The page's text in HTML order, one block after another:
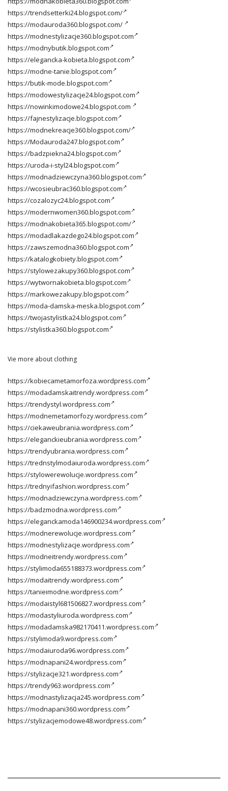
https://trendsetterki24.blogspot.com/
https://modauroda360.blogspot.com/
https://modnestylizacje360.blogspot.com
https://modnybutik.blogspot.com
https://elegancka-kobieta.blogspot.com
https://modne-tanie.blogspot.com
https://butik-mode.blogspot.com
https://modowestylizacje24.blogspot.com
https://nowinkimodowe24.blogspot.com
https://fajnestylizacje.blogspot.com
https://modnekreacje360.blogspot.com/
https://Modauroda247.blogspot.com
https://badzpiekna24.blogspot.com
https://uroda-i-styl24.blogspot.com
https://modnadziewczyna360.blogspot.com
https://wcosieubrac360.blogspot.com
https://cozalozyc24.blogspot.com
https://modernwomen360.blogspot.com
https://modnakobieta365.blogspot.com/
https://modadlakazdego24.blogspot.com
https://zawszemodna360.blogspot.com
https://katalogkobiety.blogspot.com
https://stylowezakupy360.blogspot.com
https://wytwornakobieta.blogspot.com
https://markowezakupy.blogspot.com
https://moda-damska-meska.blogspot.com
https://twojastylistka24.blogspot.com
https://stylistka360.blogspot.com
Vie more about clothing
https://kobiecametamorfoza.wordpress.com
https://modadamskaitrendy.wordpress.com
https://trendystyl.wordpress.com
https://modnemetamorfozy.wordpress.com
https://ciekaweubrania.wordpress.com
https://eleganckieubrania.wordpress.com
https://trendyubrania.wordpress.com
https://trednstylmodaiuroda.wordpress.com
https://stylowerewolucje.wordpress.com
https://trednyifashion.wordpress.com
https://modnadziewczyna.wordpress.com
https://badzmodna.wordpress.com
https://eleganckamoda146900234.wordpress.com
https://modnerewolucje.wordpress.com
https://modnestylizacje.wordpress.com
https://modneitrendy.wordpress.com
https://stylimoda655188373.wordpress.com
https://modaitrendy.wordpress.com
https://tanieimodne.wordpress.com
https://modaistyl681506827.wordpress.com
https://modastyliuroda.wordpress.com
https://modadamska982170411.wordpress.com
https://stylimoda9.wordpress.com
https://modaiuroda96.wordpress.com
https://modnapani24.wordpress.com
https://stylizacje321.wordpress.com
https://trendy963.wordpress.com
https://modnastylizacja245.wordpress.com
https://modnapani360.wordpress.com
https://stylizacjemodowe48.wordpress.com